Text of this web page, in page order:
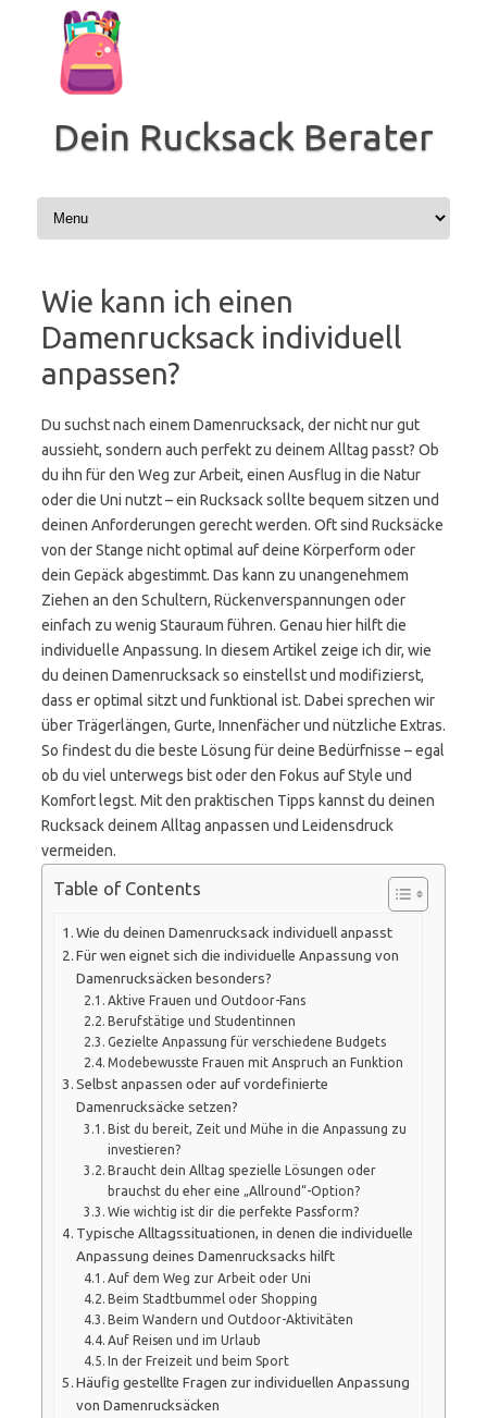
springen
Dein Rucksack Berater
Wie kann ich einen
Damenrucksack individuell
anpassen?
Du suchst nach einem Damenrucksack, der nicht nur gut
aussieht, sondern auch perfekt zu deinem Alltag passt? Ob
du ihn für den Weg zur Arbeit, einen Ausflug in die Natur
oder die Uni nutzt – ein Rucksack sollte bequem sitzen und
deinen Anforderungen gerecht werden. Oft sind Rucksäcke
von der Stange nicht optimal auf deine Körperform oder
dein Gepäck abgestimmt. Das kann zu unangenehmem
Ziehen an den Schultern, Rückenverspannungen oder
einfach zu wenig Stauraum führen. Genau hier hilft die
individuelle Anpassung. In diesem Artikel zeige ich dir, wie
du deinen Damenrucksack so einstellst und modifizierst,
dass er optimal sitzt und funktional ist. Dabei sprechen wir
über Trägerlängen, Gurte, Innenfächer und nützliche Extras.
So findest du die beste Lösung für deine Bedürfnisse – egal
ob du viel unterwegs bist oder den Fokus auf Style und
Komfort legst. Mit den praktischen Tipps kannst du deinen
Rucksack deinem Alltag anpassen und Leidensdruck
vermeiden.
Table of Contents
Wie du deinen Damenrucksack individuell anpasst
Für wen eignet sich die individuelle Anpassung von
Damenrucksäcken besonders?
Aktive Frauen und Outdoor-Fans
Berufstätige und Studentinnen
Gezielte Anpassung für verschiedene Budgets
Modebewusste Frauen mit Anspruch an Funktion
Selbst anpassen oder auf vordefinierte
Damenrucksäcke setzen?
Bist du bereit, Zeit und Mühe in die Anpassung zu
investieren?
Braucht dein Alltag spezielle Lösungen oder
brauchst du eher eine „Allround“-Option?
Wie wichtig ist dir die perfekte Passform?
Typische Alltagssituationen, in denen die individuelle
Anpassung deines Damenrucksacks hilft
Auf dem Weg zur Arbeit oder Uni
Beim Stadtbummel oder Shopping
Beim Wandern und Outdoor-Aktivitäten
Auf Reisen und im Urlaub
In der Freizeit und beim Sport
Häufig gestellte Fragen zur individuellen Anpassung
von Damenrucksäcken